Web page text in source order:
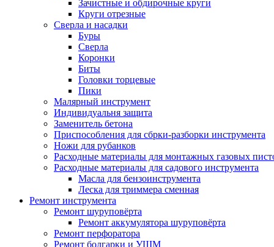
Зачистные и обдирочные круги
Круги отрезные
Сверла и насадки
Буры
Сверла
Коронки
Биты
Головки торцевые
Пики
Малярный инструмент
Индивидуальня защита
Заменитель бетона
Приспособления для сбрки-разборки инструмента
Ножи для рубанков
Расходные материалы для монтажных газовых
Расходные материалы для садового инструмента
Масла для бензоинструмента
Леска для триммера сменная
Ремонт инструмента
Ремонт шуруповёрта
Ремонт аккумулятора шуруповёрта
Ремонт перфоратора
Ремонт болгарки и УШМ